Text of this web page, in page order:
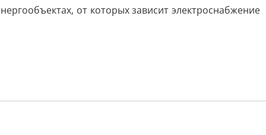
от которых зависит электроснабжение